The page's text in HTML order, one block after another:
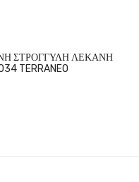
ΣΤΡΟΓΓΥΛΗ ΛΕΚΑΝΗ
TERRANEO